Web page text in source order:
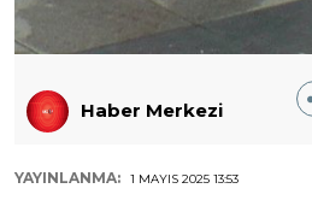
Haber Merkezi
YAYINLANMA: 1 MAYIS 2025 13:53